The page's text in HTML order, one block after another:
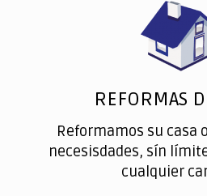
REFORMAS
Reformamos su casa
necesisdades, sín
cualquier